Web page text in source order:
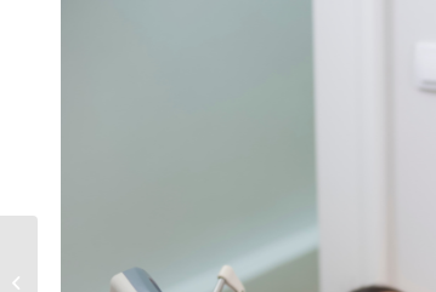
開刀嗎?有甚麼注意事